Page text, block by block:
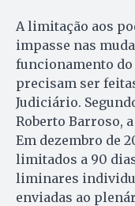
A limitação aos
impasse nas
funcionamento
precisam ser
Judiciário.
Roberto Barroso,
Em dezembro de
limitados a 90
liminares
enviadas ao